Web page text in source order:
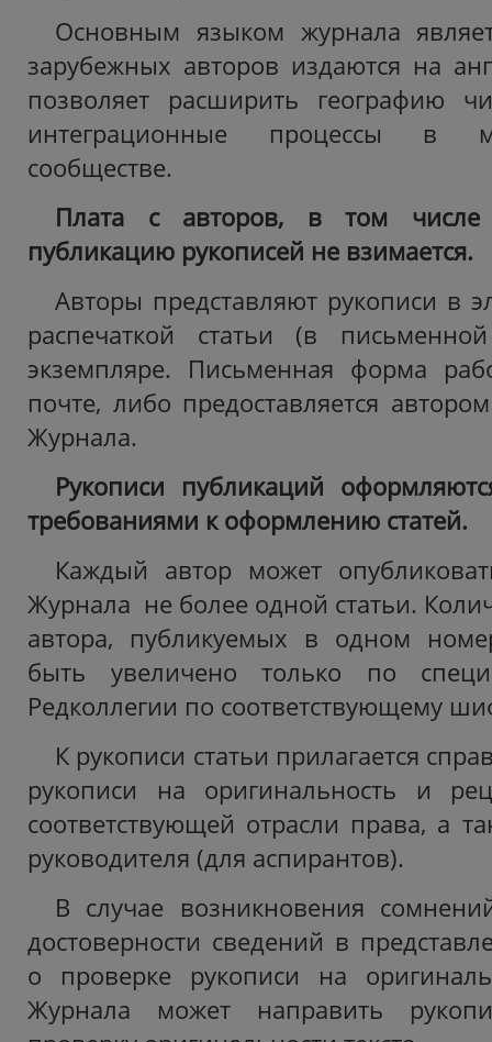
Основным языком журнала
зарубежных авторов издаются на
позволяет расширить географию
интеграционные процессы в
сообществе.
Плата с авторов, в том числе
публикацию рукописей не взимается.
Авторы представляют рукописи в
распечаткой статьи (в
экземпляре. Письменная форма
почте, либо предоставляется
Журнала.
Рукописи публикаций
требованиями к оформлению статей.
Каждый автор может
Журнала не более одной статьи.
автора, публикуемых в одном
быть увеличено только по
Редколлегии по соответствующему
К рукописи статьи прилагается
рукописи на оригинальность и
соответствующей отрасли права, а
руководителя (для аспирантов).
В случае возникновения
достоверности сведений в
о проверке рукописи на
Журнала может направить